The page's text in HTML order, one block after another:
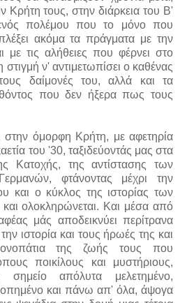
Κρήτη τους, στην διάρκεια του Β'
πολέμου που το μόνο που
ακόμα τα πράγματα με την
με τις αλήθειες που φέρνει στο
ν' αντιμετωπίσει ο καθένας
δαίμονές του, αλλά και τα
που δεν ήξερα πως τους
όμορφη Κρήτη, με αφετηρία
του '30, ταξιδεύοντάς μας στα
Κατοχής, της αντίστασης των
φτάνοντας μέχρι την
και ο κύκλος της ιστορίας των
ολοκληρώνεται. Και μέσα από
μάς αποδεικνύει περίτρανα
ιστορία και τους ήρωές της και
της ζωής τους που
ποικίλους και μυστήριους,
απόλυτα μελετημένο,
και πάνω απ' όλα, άψογα